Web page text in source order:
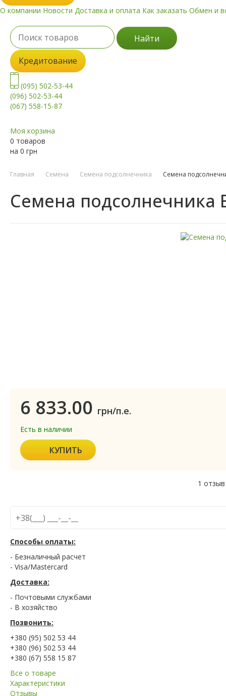
О компании Новости Доставка и оплата Как заказать Обмен и
Найти
Кредитование
(095) 502-53-44
(096) 502-53-44
(067) 558-15-87
Моя корзина
0 товаров
на 0 грн
Главная Семена Семена подсолнечника Семена
Семена подсолнечника
6 833.00 грн/п.е.
Есть в наличии
КУПИТЬ
1 отзыв
Способы оплаты:
- Безналичный расчет
- Visa/Mastercard
Доставка:
- Почтовыми службами
- В хозяйство
Позвонить:
+380 (95) 502 53 44
+380 (96) 502 53 44
+380 (67) 558 15 87
Все о товаре
Характеристики
Отзывы